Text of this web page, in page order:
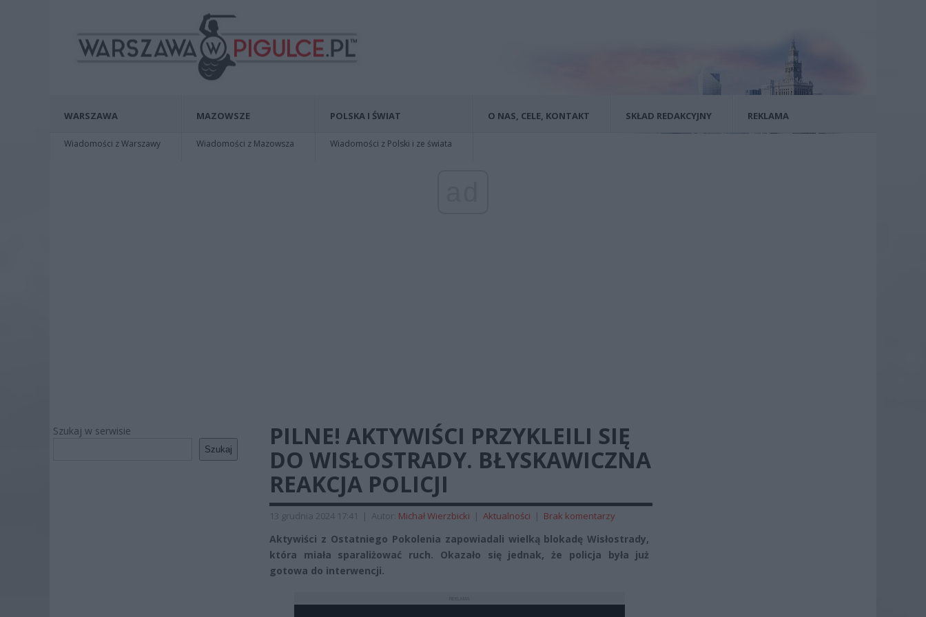
WARSZAWA
Wiadomości z Warszawy
MAZOWSZE
Wiadomości z Mazowsza
POLSKA I ŚWIAT
Wiadomości z Polski i ze świata
O NAS, CELE, KONTAKT SKŁAD REDAKCYJNY REKLAMA
Szukaj w serwisie
Szukaj
PILNE! AKTYWIŚCI PRZYKLEILI SIĘ
DO WISŁOSTRADY. BŁYSKAWICZNA
REAKCJA POLICJI
13 grudnia 2024 17:41 | Autor: Michał Wierzbicki | Aktualności | Brak komentarzy
Aktywiści z Ostatniego Pokolenia zapowiadali wielką blokadę Wisłostrady,
która miała sparaliżować ruch. Okazało się jednak, że policja była już
gotowa do interwencji.